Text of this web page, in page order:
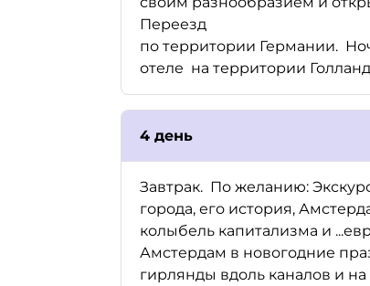
Переезд
по территории Германии.
отеле на территории
4 день
Завтрак. По желанию:
города, его история,
колыбель капитализма и
Амстердам в новогодние
гирлянды вдоль каналов и